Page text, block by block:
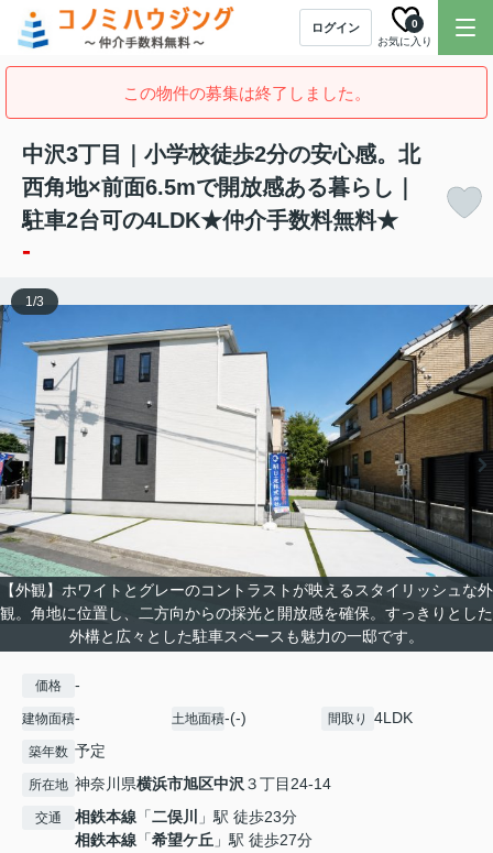
ログイン
お気に入り
0
この物件の募集は終了しました。
中沢3丁目｜小学校徒歩2分の安心感。北
西角地×前面6.5mで開放感ある暮らし｜
駐車2台可の4LDK★仲介手数料無料★
-
【外観】ホワイトとグレーのコントラストが映えるスタイリッシュな外
観。角地に位置し、二方向からの採光と開放感を確保。すっきりとした
外構と広々とした駐車スペースも魅力の一邸です。
1/3
価格 -
建物面積- 土地面積-(-) 間取り 4LDK
築年数 予定
所在地 神奈川県横浜市旭区中沢３丁目24-14
交通 相鉄本線 「二俣川
」駅 徒歩23分
相鉄本線 「希望ケ丘 」駅 徒歩27分